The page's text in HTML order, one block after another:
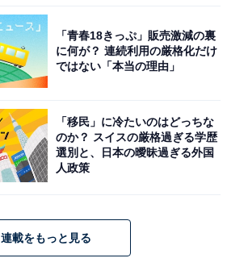
「青春18きっぷ」販売激減の裏
に何が？ 連続利用の厳格化だけ
ではない「本当の理由」
「移民」に冷たいのはどっちな
のか？ スイスの厳格過ぎる学歴
選別と、日本の曖昧過ぎる外国
人政策
連載をもっと見る